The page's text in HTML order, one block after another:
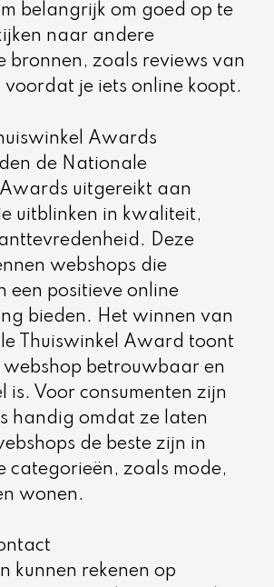
belangrijk om goed op te
naar andere
bronnen, zoals reviews van
je iets online koopt.
Awards
de Nationale
Awards uitgereikt aan
uitblinken in kwaliteit,
Deze
webshops die
een positieve online
bieden. Het winnen van
Thuiswinkel Award toont
betrouwbaar en
is. Voor consumenten zijn
handig omdat ze laten
de beste zijn in
categorieën, zoals mode,
wonen.
kunnen rekenen op